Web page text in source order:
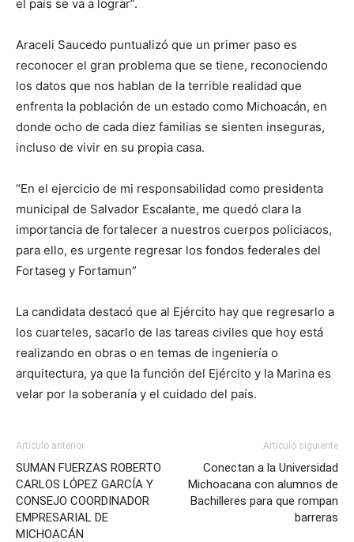
el país se va a lograr”.
Araceli Saucedo puntualizó que un primer paso es
reconocer el gran problema que se tiene, reconociendo
los datos que nos hablan de la terrible realidad que
enfrenta la población de un estado como Michoacán, en
donde ocho de cada diez familias se sienten inseguras,
incluso de vivir en su propia casa.
“En el ejercicio de mi responsabilidad como presidenta
municipal de Salvador Escalante, me quedó clara la
importancia de fortalecer a nuestros cuerpos policiacos,
para ello, es urgente regresar los fondos federales del
Fortaseg y Fortamun”
La candidata destacó que al Ejército hay que regresarlo a
los cuarteles, sacarlo de las tareas civiles que hoy está
realizando en obras o en temas de ingeniería o
arquitectura, ya que la función del Ejército y la Marina es
velar por la soberanía y el cuidado del país.
Artículo anterior
SUMAN FUERZAS ROBERTO
CARLOS LÓPEZ GARCÍA Y
CONSEJO COORDINADOR
EMPRESARIAL DE
MICHOACÁN
Artículo siguiente
Conectan a la Universidad
Michoacana con alumnos de
Bachilleres para que rompan
barreras